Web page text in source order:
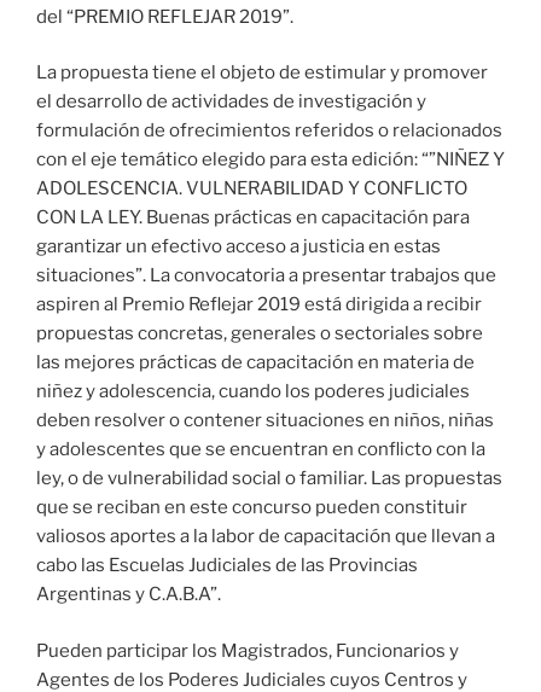
del “PREMIO REFLEJAR 2019”.
La propuesta tiene el objeto de estimular y promover
el desarrollo de actividades de investigación y
formulación de ofrecimientos referidos o relacionados
con el eje temático elegido para esta edición: “”NIÑEZ Y
ADOLESCENCIA. VULNERABILIDAD Y CONFLICTO
CON LA LEY. Buenas prácticas en capacitación para
garantizar un efectivo acceso a justicia en estas
situaciones”. La convocatoria a presentar trabajos que
aspiren al Premio Reflejar 2019 está dirigida a recibir
propuestas concretas, generales o sectoriales sobre
las mejores prácticas de capacitación en materia de
niñez y adolescencia, cuando los poderes judiciales
deben resolver o contener situaciones en niños, niñas
y adolescentes que se encuentran en conflicto con la
ley, o de vulnerabilidad social o familiar. Las propuestas
que se reciban en este concurso pueden constituir
valiosos aportes a la labor de capacitación que llevan a
cabo las Escuelas Judiciales de las Provincias
Argentinas y C.A.B.A”.
Pueden participar los Magistrados, Funcionarios y
Agentes de los Poderes Judiciales cuyos Centros y